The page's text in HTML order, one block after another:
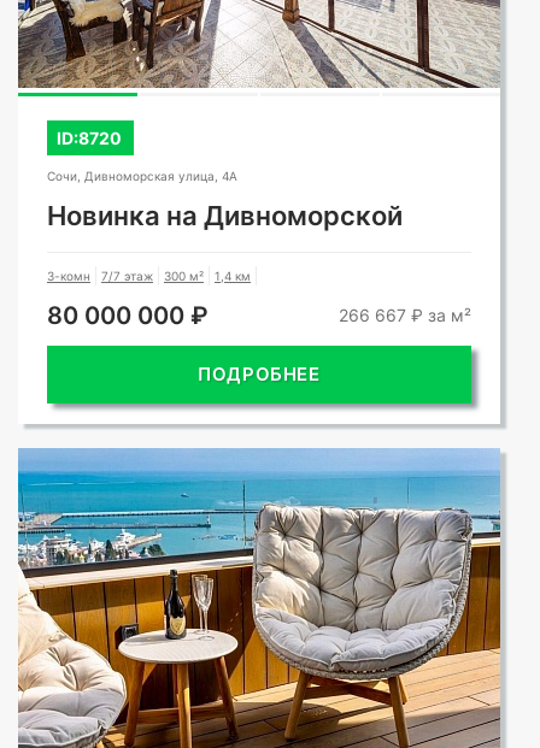
ID:8720
Сочи, Дивноморская улица, 4А
Новинка на Дивноморской
3-комн 7/7 этаж 300 м² 1,4 км
80 000 000 ₽ 266 667 ₽ за м²
ПОДРОБНЕЕ